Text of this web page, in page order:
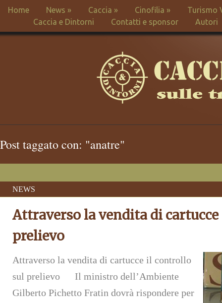
Home News » Caccia » Cinofilia »
Turismo
Caccia e Dintorni
Contatti e sponsor Autori
Post taggato con: "anatre"
NEWS
Attraverso la vendita di
prelievo
Attraverso la vendita di cartucce il controllo
sul prelievo Il ministro dell’Ambiente
Gilberto Pichetto Fratin dovrà rispondere per